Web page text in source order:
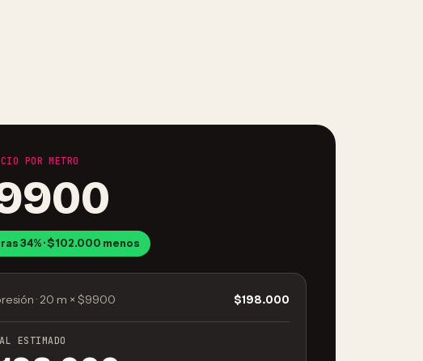
POR METRO
34% · $102.000 menos
· 20 m × $9900 $198.000
ESTIMADO